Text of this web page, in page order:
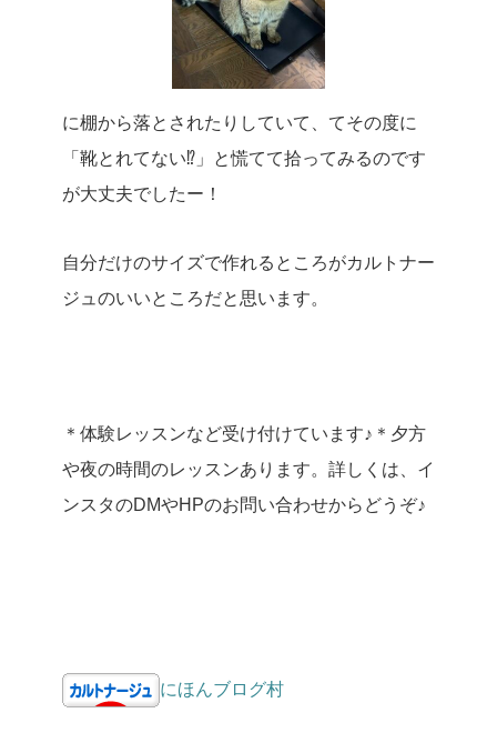
に棚から落とされたりしていて、てその度に
「靴とれてない⁉」と慌てて拾ってみるのです
が大丈夫でしたー！
自分だけのサイズで作れるところがカルトナー
ジュのいいところだと思います。
＊体験レッスンなど受け付けています♪ ＊夕方
や夜の時間のレッスンあります。詳しくは、イ
ンスタのDMやHPのお問い合わせからどうぞ♪
にほんブログ村